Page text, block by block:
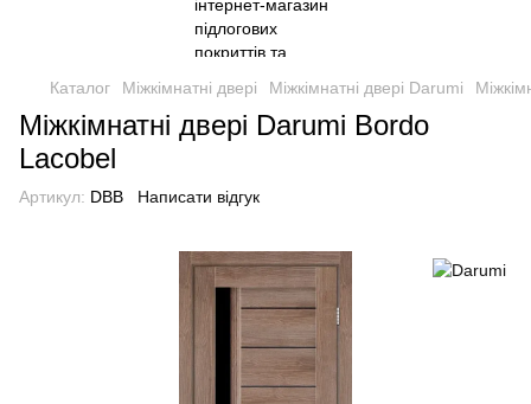
Каталог Міжкімнатні двері Міжкімнатні двері Darumi
Міжкімнатні двері Darumi Bordo
Lacobel
Артикул: DBB Написати відгук